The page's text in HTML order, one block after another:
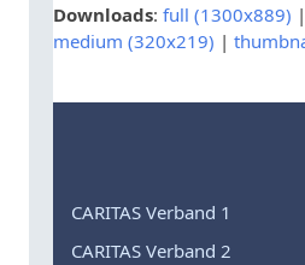
Downloads: full (1300x889) |
medium (320x219) |
CARITAS Verband 1
CARITAS Verband 2